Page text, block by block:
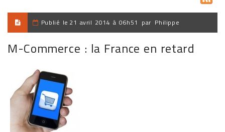
Publié le 21 avril 2014 à 06h51 par Philippe
M-Commerce : la France en retard